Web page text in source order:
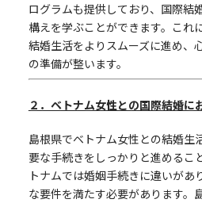
ログラムも提供しており、国際結
構えを学ぶことができます。これ
結婚生活をよりスムーズに進め、
の準備が整います。
２．ベトナム女性との国際結婚に
島根県でベトナム女性との結婚生
要な手続きをしっかりと進めるこ
トナムでは婚姻手続きに違いがあ
な要件を満たす必要があります。